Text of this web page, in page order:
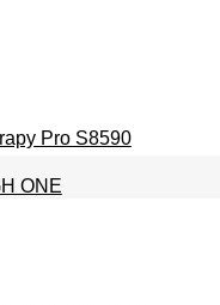
ONE
Pro S8590